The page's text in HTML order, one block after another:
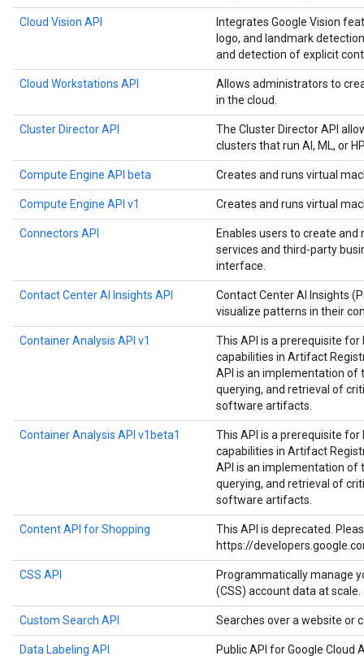
Cloud Vision API
Integrates Google Vision
logo, and landmark
and detection of explicit
Cloud Workstations API
Allows administrators to
in the cloud.
Cluster Director API
The Cluster Director API
clusters that run AI, ML, or
Compute Engine API beta Creates and runs virtual
Compute Engine API v1 Creates and runs virtual
Connectors API
Enables users to create
services and third-party
interface.
Contact Center AI Insights API
Contact Center AI Insights
visualize patterns in their
Container Analysis API v1
This API is a prerequisite
capabilities in Artifact
API is an implementation of
querying, and retrieval of
software artifacts.
Container Analysis API v1beta1
This API is a prerequisite
capabilities in Artifact
API is an implementation of
querying, and retrieval of
software artifacts.
Content API for Shopping
This API is deprecated.
https://
CSS API
Programmatically manage
(CSS) account data at scale.
Custom Search API Searches over a website or
Data Labeling API Public API for Google Cloud